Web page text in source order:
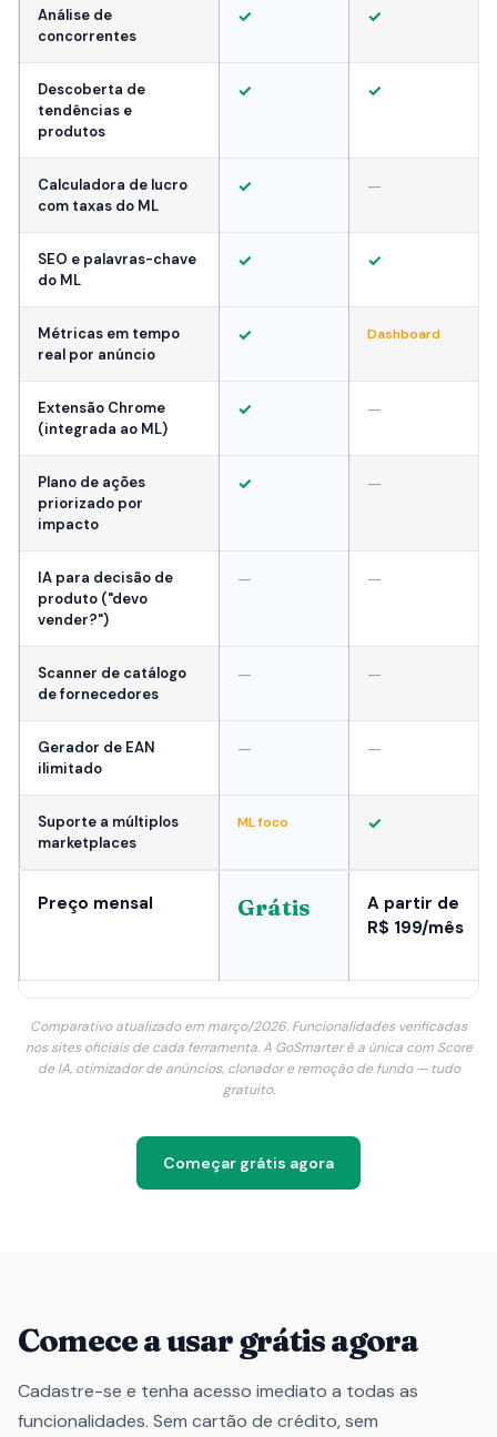
Análise de
concorrentes
✓ ✓
Descoberta de
tendências e
produtos
✓ ✓
Calculadora de lucro
com taxas do ML
✓ —
SEO e palavras-chave
do ML
✓ ✓
Métricas em tempo
real por anúncio
✓ Dashboard
Extensão Chrome
(integrada ao ML)
✓ —
Plano de ações
priorizado por
impacto
✓ —
IA para decisão de
produto ("devo
vender?")
— —
Scanner de catálogo
de fornecedores
— —
Gerador de EAN
ilimitado
— —
Suporte a múltiplos
marketplaces
ML foco ✓
Preço mensal Grátis
A partir de
R$ 199/mês
Comparativo atualizado em março/2026. Funcionalidades verificadas
nos sites oficiais de cada ferramenta. A GoSmarter é a única com Score
de IA, otimizador de anúncios, clonador e remoção de fundo — tudo
gratuito.
Começar grátis agora
Comece a usar grátis agora
Cadastre-se e tenha acesso imediato a todas as
funcionalidades. Sem cartão de crédito, sem